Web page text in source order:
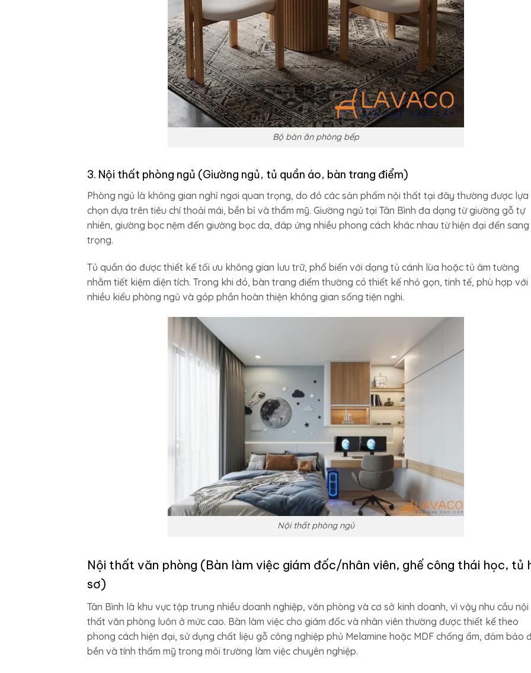
Bộ bàn ăn phòng bếp
3. Nội thất phòng ngủ (Giường ngủ, tủ quần áo, bàn trang điểm)
Phòng ngủ là không gian nghỉ ngơi quan trọng, do đó các sản phẩm nội thất tại đây thường được lựa
chọn dựa trên tiêu chí thoải mái, bền bỉ và thẩm mỹ. Giường ngủ tại Tân Bình đa dạng từ giường gỗ tự
nhiên, giường bọc nệm đến giường bọc da, đáp ứng nhiều phong cách khác nhau từ hiện đại đến sang
trọng.
Tủ quần áo được thiết kế tối ưu không gian lưu trữ, phổ biến với dạng tủ cánh lùa hoặc tủ âm tường
nhằm tiết kiệm diện tích. Trong khi đó, bàn trang điểm thường có thiết kế nhỏ gọn, tinh tế, phù hợp với
nhiều kiểu phòng ngủ và góp phần hoàn thiện không gian sống tiện nghi.
Nội thất phòng ngủ
Nội thất văn phòng (Bàn làm việc giám đốc/nhân viên, ghế công thái học, tủ
sơ)
Tân Bình là khu vực tập trung nhiều doanh nghiệp, văn phòng và cơ sở kinh doanh, vì vậy nhu cầu nội
thất văn phòng luôn ở mức cao. Bàn làm việc cho giám đốc và nhân viên thường được thiết kế theo
phong cách hiện đại, sử dụng chất liệu gỗ công nghiệp phủ Melamine hoặc MDF chống ẩm, đảm bảo
bền và tính thẩm mỹ trong môi trường làm việc chuyên nghiệp.